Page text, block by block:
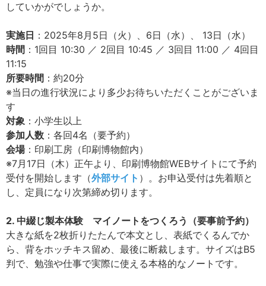
していかがでしょうか。
実施日 ：2025年8月5日（火）、6日（水）、 13日（水）
時間 ：1回目 10:30 ／ 2回目 10:45 ／ 3回目 11:00 ／ 4回目
11:15
所要時間 ：約20分
※当日の進行状況により多少お待ちいただくことがございま
す
対象 ：小学生以上
参加人数 ：各回4名（要予約）
会場：印刷工房（印刷博物館内）
※7月17日（木）正午より、印刷博物館WEBサイトにて予約
受付を開始します（外部サイト ）。お申込受付は先着順と
し、定員になり次第締め切ります。
2. 中綴じ製本体験 マイノートをつくろう（要事前予約）
大きな紙を2枚折りたたんで本文とし、表紙でくるんでか
ら、背をホッチキス留め、最後に断裁します。サイズはB5
判で、勉強や仕事で実際に使える本格的なノートです。